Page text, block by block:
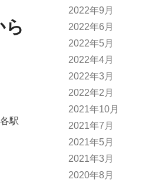
ら
駅
2022年9月
2022年6月
2022年5月
2022年4月
2022年3月
2022年2月
2021年10月
2021年7月
2021年5月
2021年3月
2020年8月